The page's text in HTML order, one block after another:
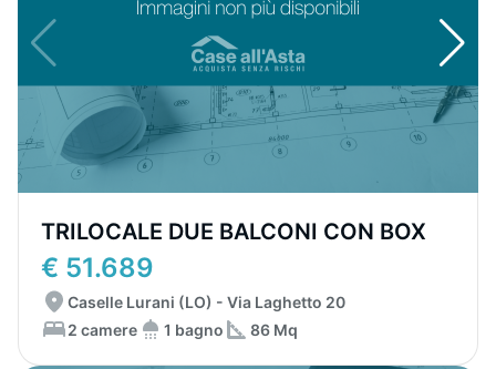
TRILOCALE DUE BALCONI CON BOX
€ 51.689
Caselle Lurani (LO) - Via Laghetto 20
2 camere
1 bagno 86 Mq